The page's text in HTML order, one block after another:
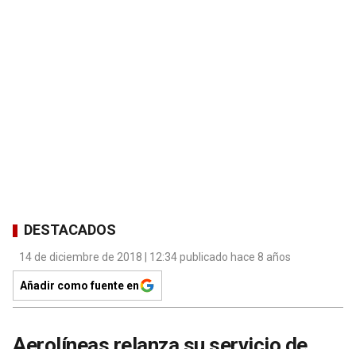
DESTACADOS
14 de diciembre de 2018 | 12:34 publicado hace 8 años
Añadir como fuente en